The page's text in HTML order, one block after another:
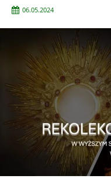
06.05.2024